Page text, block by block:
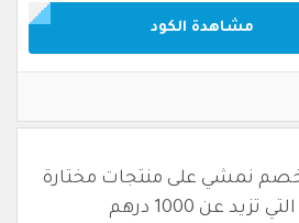
مشاهدة الكود
خصم نمشي على منتجات مختارة
عن 1000 درهم